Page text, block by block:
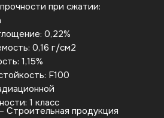
при сжатии:
0,22%
0,16 г/см2
1,15%
F100
1 класс
– Строительная продукция